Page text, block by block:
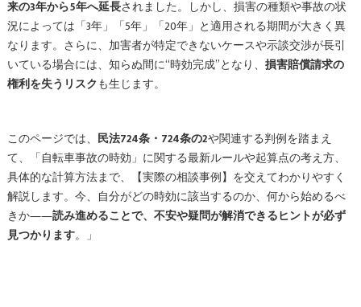
来の3年から5年へ延長されました。しかし、損害の種類や事故の状
況によっては「3年」「5年」「20年」と適用される期間が大きく異
なります。さらに、加害者が特定できないケースや示談交渉が長引
いている場合には、知らぬ間に“時効完成”となり、 損害賠償請求の
権利を失うリスクも生じます。
このページでは、 民法724条・724条の2や関連する判例を踏まえ
て、「自転車事故の時効」に関する最新ルールや起算点の考え方、
具体的な計算方法まで、【実際の相談事例】を交えてわかりやすく
解説します。今、自分がどの時効に該当するのか、何から始めるべ
きか――読み進めることで、不安や疑問が解消できるヒントが必ず
見つかります。」